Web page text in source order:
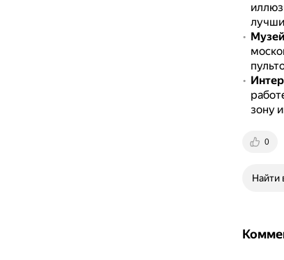
зону
0
Найти